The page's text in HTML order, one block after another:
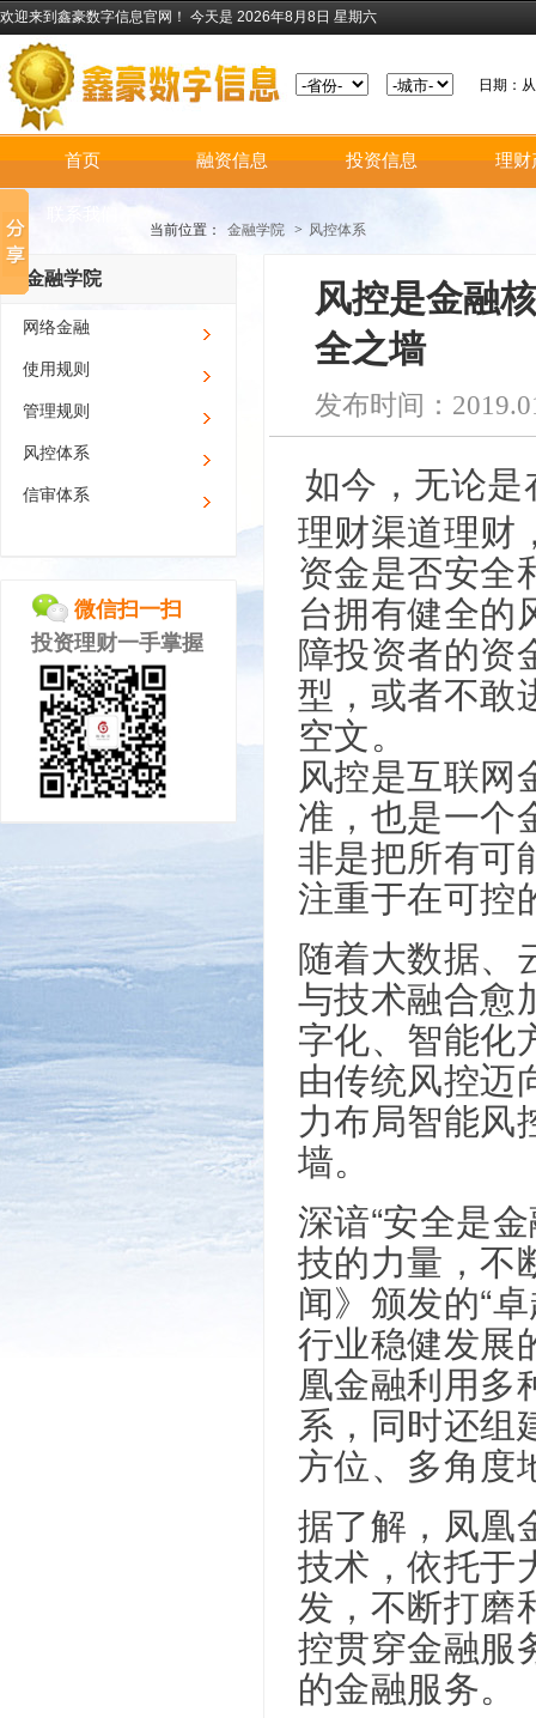
欢迎来到鑫豪数字信息官网！ 今天是 2026年8月8日 星期六
日期：
首页 融资信息 投资信息 理财
当前位置： 金融学院 > 风控体系
金融学院
网络金融
使用规则
管理规则
风控体系
信审体系
微信扫一扫
投资理财一手掌握
风控是金融
全之墙
发布时间：
如今，无论
理财渠道理财
资金是否安全
台拥有健全的
障投资者的资
型，或者不敢
空文。
风控是互联网
准，也是一个
非是把所有可
注重于在可控
随着大数据、
与技术融合愈
字化、智能化
由传统风控迈
力布局智能风
墙。
深谙“安全是
技的力量，不
闻》颁发的“
行业稳健发展
凰金融利用多
系，同时还组
方位、多角度
据了解，凤凰
技术，依托于
发，不断打磨
控贯穿金融服
的金融服务。